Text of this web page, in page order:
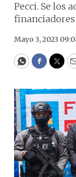
Pecci. Se los
Mayo 3, 2023
WhatsApp